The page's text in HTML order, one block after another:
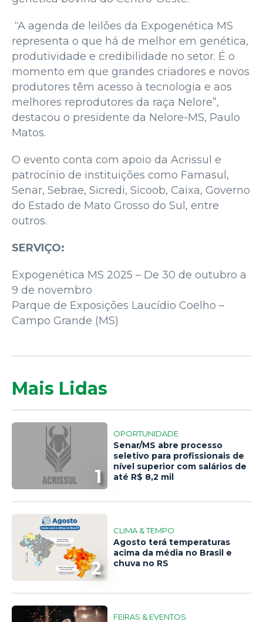
“A agenda de leilões da Expogenética MS
representa o que há de melhor em genética,
produtividade e credibilidade no setor. É o
momento em que grandes criadores e novos
produtores têm acesso à tecnologia e aos
melhores reprodutores da raça Nelore”,
destacou o presidente da Nelore-MS, Paulo
Matos.
O evento conta com apoio da Acrissul e
patrocínio de instituições como Famasul,
Senar, Sebrae, Sicredi, Sicoob, Caixa, Governo
do Estado de Mato Grosso do Sul, entre
outros.
SERVIÇO:
Expogenética MS 2025 – De 30 de outubro a
9 de novembro
Parque de Exposições Laucídio Coelho –
Campo Grande (MS)
Mais Lidas
1
OPORTUNIDADE
Senar/MS abre processo
seletivo para profissionais de
nível superior com salários de
até R$ 8,2 mil
2
CLIMA & TEMPO
Agosto terá temperaturas
acima da média no Brasil e
chuva no RS
FEIRAS & EVENTOS